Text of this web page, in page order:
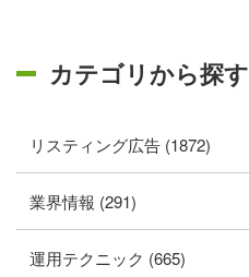
カテゴリから探す
リスティング広告 (1872)
業界情報 (291)
運用テクニック (665)